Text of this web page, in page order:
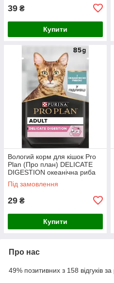
39 ₴
Купити
Вологий корм для кішок Pro
Plan (Про план) DELICATE
DIGESTION океанічна риба
85 г
Під замовлення
29 ₴
Купити
Про нас
49% позитивних з 158 відгуків за